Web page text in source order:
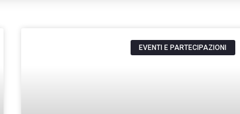
EVENTI E PARTECIPAZIONI